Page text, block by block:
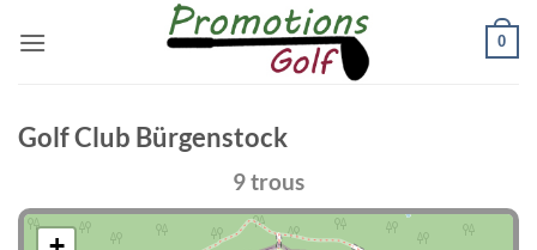
0
Golf Club Bürgenstock
9 trous